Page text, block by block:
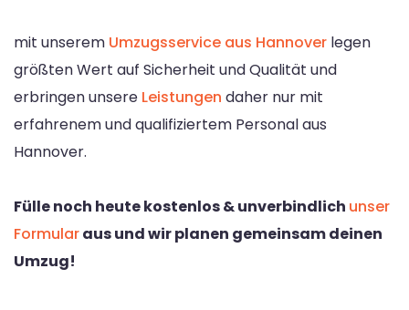
mit unserem Umzugsservice aus Hannover legen
größten Wert auf Sicherheit und Qualität und
erbringen unsere Leistungen daher nur mit
erfahrenem und qualifiziertem Personal aus
Hannover.
Fülle noch heute kostenlos & unverbindlich unser
Formularaus und wir planen gemeinsam deinen
Umzug!